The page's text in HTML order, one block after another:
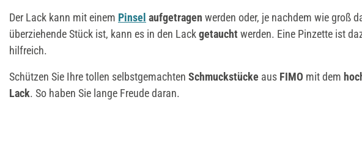
Der Lack kann mit einem Pinsel aufgetragen werden oder, je nachdem wie groß
überziehende Stück ist, kann es in den Lackgetaucht werden. Eine Pinzette ist
hilfreich.
Schützen Sie Ihre tollen selbstgemachten Schmuckstücke aus FIMO mit dem
Lack. So haben Sie lange Freude daran.